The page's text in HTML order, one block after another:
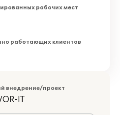
рабочих мест
работающих клиентов
внедрение/проект
IT